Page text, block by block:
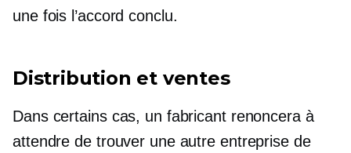
une fois l’accord conclu.
Distribution et ventes
Dans certains cas, un fabricant renoncera à
attendre de trouver une autre entreprise de